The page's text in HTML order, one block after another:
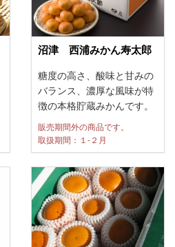
沼津 西浦みかん寿太郎
糖度の高さ、酸味と甘みの
バランス、濃厚な風味が特
徴の本格貯蔵みかんです。
販売期間外の商品です。
取扱期間：１-２月